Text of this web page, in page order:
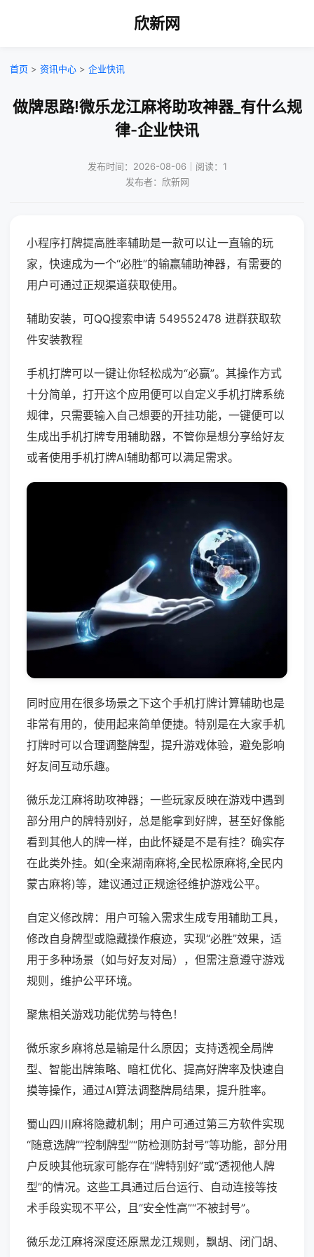
欣新网
首页 > 资讯中心 > 企业快讯
做牌思路!微乐龙江麻将助攻神器_有什么规
律-企业快讯
发布时间：2026-08-06｜阅读：1
发布者：欣新网
小程序打牌提高胜率辅助是一款可以让一直输的玩
家，快速成为一个“必胜”的输赢辅助神器，有需要的
用户可通过正规渠道获取使用。
辅助安装，可QQ搜索申请 549552478 进群获取软
件安装教程
手机打牌可以一键让你轻松成为“必赢”。其操作方式
十分简单，打开这个应用便可以自定义手机打牌系统
规律，只需要输入自己想要的开挂功能，一键便可以
生成出手机打牌专用辅助器，不管你是想分享给好友
或者使用手机打牌AI辅助都可以满足需求。
同时应用在很多场景之下这个手机打牌计算辅助也是
非常有用的，使用起来简单便捷。特别是在大家手机
打牌时可以合理调整牌型，提升游戏体验，避免影响
好友间互动乐趣。
微乐龙江麻将助攻神器；一些玩家反映在游戏中遇到
部分用户的牌特别好，总是能拿到好牌，甚至好像能
看到其他人的牌一样，由此怀疑是不是有挂？确实存
在此类外挂。如(全来湖南麻将,全民松原麻将,全民内
蒙古麻将)等，建议通过正规途径维护游戏公平。
自定义修改牌：用户可输入需求生成专用辅助工具，
修改自身牌型或隐藏操作痕迹，实现“必胜”效果，适
用于多种场景（如与好友对局），但需注意遵守游戏
规则，维护公平环境。
聚焦相关游戏功能优势与特色！
微乐家乡麻将总是输是什么原因；支持透视全局牌
型、智能出牌策略、暗杠优化、提高好牌率及快速自
摸等操作，通过AI算法调整牌局结果，提升胜率。
蜀山四川麻将隐藏机制；用户可通过第三方软件实现
“随意选牌”“控制牌型”“防检测防封号”等功能，部分用
户反映其他玩家可能存在“牌特别好”或“透视他人牌
型”的情况。这些工具通过后台运行、自动连接等技
术手段实现不平公，且“安全性高”“不被封号”。
微乐龙江麻将深度还原黑龙江规则，飘胡、闭门胡、